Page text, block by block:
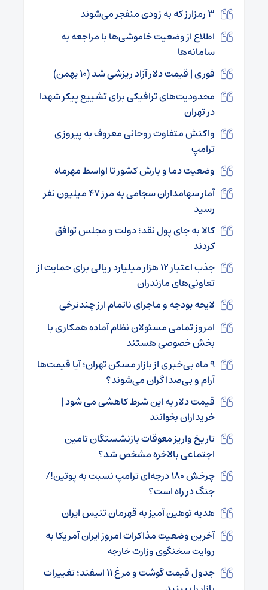
۳ رمزارز که به زودی منفجر می‌شوند
اطلاع از وضعیت خاموشی‌ها با مراجعه به
سامانه‌ها
فوری | قیمت دلار آزاد ریزشی شد (۱۰ بهمن)
محدودیت‌های ترافیکی برای تشییع پیکر شهدا
در تهران
واکنش متفاوت روحانی معروف به پیروزی
ترامپ
وضعیت دما و بارش کشور تا اواسط مهرماه
آمار سهامداران سجامی به مرز ۴۷ میلیون نفر
رسید
کالا به جای پول نقد؛ دولت و مجلس توافق
کردند
جذب اعتبار ۱۲ هزار میلیارد ریالی برای حمایت از
تعاونی‌های مازندران
لایحه بودجه و ماجرای ناتمام ارز چندنرخی
امروز تمامی مسئولان نظام آماده همکاری با
بخش خصوصی هستند
۹ ماه بی‌خبری از بازار مسکن تهران؛ آیا قیمت‌ها
آرام و بی‌صدا گران می‌شوند؟
قیمت دلار به این شرط کاهشی می شود |
خریداران بخوانند
تاریخ واریز معوقات بازنشستگان تامین
اجتماعی بالاخره مشخص شد؟
چرخش ۱۸۰ درجه‌ای ترامپ نسبت به پوتین!/
جنگ در راه است؟
هدیه توهین آمیز به قهرمان تنیس ایران
آخرین وضعیت مذاکرات امروز ایران آمریکا به
روایت سخنگوی وزارت خارجه
جدول قیمت گوشت و مرغ ۱۱ اسفند؛ تغییرات